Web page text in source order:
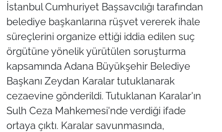
İstanbul Cumhuriyet Başsavcılığı tarafından
belediye başkanlarına rüşvet vererek ihale
süreçlerini organize ettiği iddia edilen suç
örgütüne yönelik yürütülen soruşturma
kapsamında Adana Büyükşehir Belediye
Başkanı Zeydan Karalar tutuklanarak
cezaevine gönderildi. Tutuklanan Karalar'ın
Sulh Ceza Mahkemesi'nde verdiği ifade
ortaya çıktı. Karalar savunmasında,